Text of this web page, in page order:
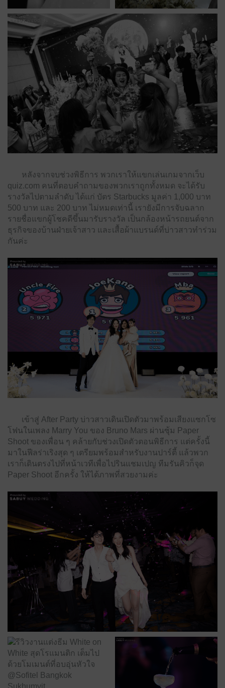
หลังจากจบช่วงพิธีการ พวกเราให้แขกเล่นเกมจากเว็บ
quiz.com คนที่ตอบคำถามของพวกเราถูกทั้งหมด จะได้รับ
รางวัลไปตามลำดับ ได้แก่ บัตร Starbucks มูลค่า 1,000 บาท
500 บาท และ 200 บาท ไม่หมดเท่านี้ เรายังมีการจับฉลาก
รายชื่อแขกผู้โชคดีขึ้นมารับรางวัล เป็นกล้องหน้ารถยนต์จาก
ธุรกิจของบ้านฝ่ายเจ้าสาว และเสื้อผ้าแบรนด์ที่บ่าวสาวทำร่วม
กันค่ะ
เข้าสู่ After Party บ่าวสาวเดินเปิดตัวมาพร้อมเสียงแซกโซ
โฟนในเพลง Marry You ของ Bruno Mars ผ่านซุ้ม Paper
Shoot ของเพื่อน ๆ คล้ายกับช่วงเปิดตัวตอนพิธีการ แต่ครั้งนี้
มาในฟีลร่าเริงสุด ๆ เตรียมพร้อมสำหรับงานปาร์ตี้ แล้วพวก
เราก็เดินตรงไปที่หน้าเวทีเพื่อไปรินแชมเปญ ทีมรันคิวก็จุด
Paper Shoot อีกครั้ง ให้ได้ภาพที่สวยงามค่ะ